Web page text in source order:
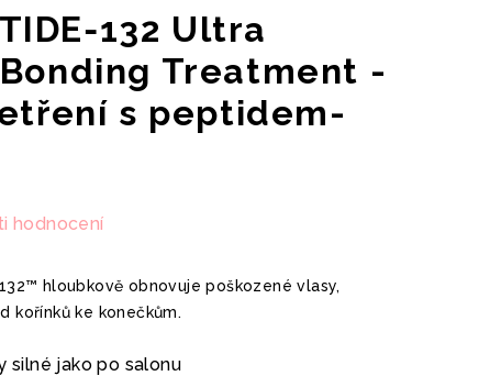
Ultra
Treatment -
s peptidem-
hodnocení
hloubkově obnovuje poškozené vlasy,
kořínků ke konečkům.
silné jako po salonu